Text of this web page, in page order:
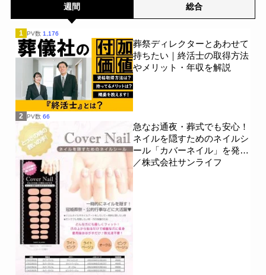
週間 総合
1 PV数 1,176
葬祭ディレクターとあわせて
持ちたい｜終活士の取得方法
やメリット・年収を解説
2 PV数 66
急なお通夜・葬式でも安心！
ネイルを隠すためのネイルシ
ール「カバーネイル」を発売
／株式会社サンライフ